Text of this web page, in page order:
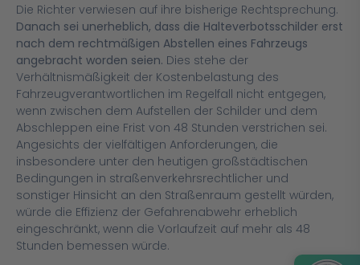
Die Richter verwiesen auf ihre bisherige Rechtsprechung.
Danach sei unerheblich, dass die Halteverbotsschilder erst
nach dem rechtmäßigen Abstellen eines Fahrzeugs
angebracht worden seien. Dies stehe der
Verhältnismäßigkeit der Kostenbelastung des
Fahrzeugverantwortlichen im Regelfall nicht entgegen,
wenn zwischen dem Aufstellen der Schilder und dem
Abschleppen eine Frist von 48 Stunden verstrichen sei.
Angesichts der vielfältigen Anforderungen, die
insbesondere unter den heutigen großstädtischen
Bedingungen in straßenverkehrsrechtlicher und
sonstiger Hinsicht an den Straßenraum gestellt würden,
würde die Effizienz der Gefahrenabwehr erheblich
eingeschränkt, wenn die Vorlaufzeit auf mehr als 48
Stunden bemessen würde.